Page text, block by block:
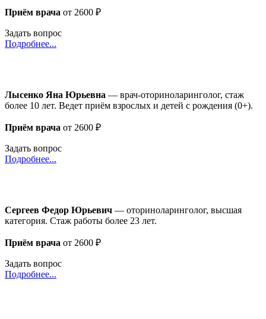
Приём врача от 2600 ₽
Задать вопрос
Подробнее...
Лысенко Яна Юрьевна — врач‑оториноларинголог, стаж
более 10 лет. Ведет приём взрослых и детей с рождения (0+).
Приём врача от 2600 ₽
Задать вопрос
Подробнее...
Сергеев Федор Юрьевич — оториноларинголог, высшая
категория. Стаж работы более 23 лет.
Приём врача от 2600 ₽
Задать вопрос
Подробнее...